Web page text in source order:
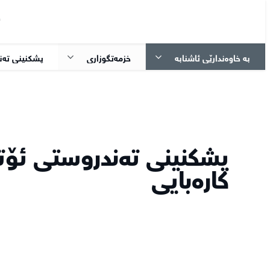
بە خاوەندارێی ئاشنابە خزمەتگوزاری پشکنینی
پشکنینی تەندروستی
کارەبایی